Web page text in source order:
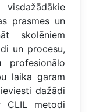
prasmes un
skolēniem
un procesu,
laika garam
dažādi
CLIL metodi